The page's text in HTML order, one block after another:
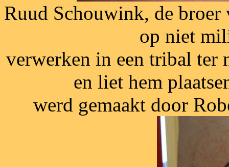
Ruud Schouwink, de
op niet
verwerken in een tribal ter
en liet hem
werd gemaakt door